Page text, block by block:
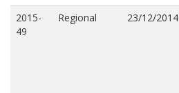
2015-
49
Regional 23/12/2014